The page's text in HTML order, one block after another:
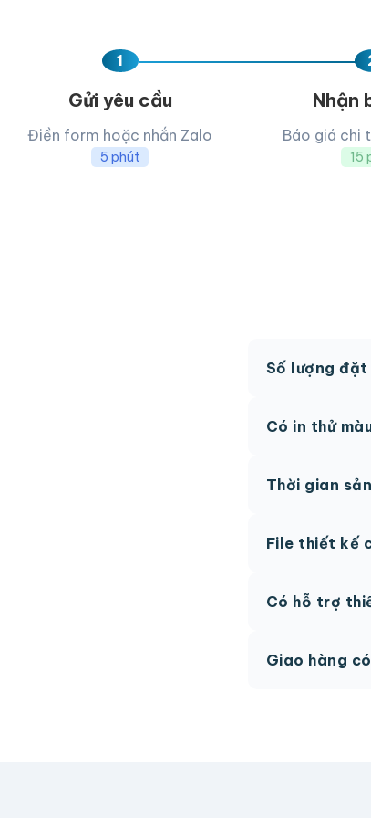
1
Gửi yêu cầu
Điền form hoặc nhắn Zalo
5 phút
Nhận
Báo giá chi
15
Số lượng
Có in thử
thức.
Thời gian
hệ để được tư
File thiết kế
phí.
Có hỗ trợ
Giao hàng